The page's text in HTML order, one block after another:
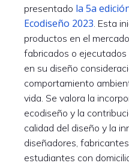
presentado la 5a
Ecodiseño 2023. Esta
productos en el
fabricados o
en su diseño
comportamiento
vida. Se valora la
ecodiseño y la
calidad del diseño y la
diseñadores,
estudiantes con